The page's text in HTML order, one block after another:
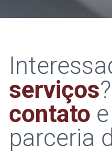
serviços
contato
parceria